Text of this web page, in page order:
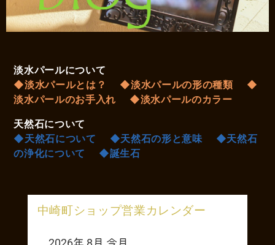
淡水パールについて
◆淡水パールとは？
◆淡水パールの形の種類
◆
淡水パールのお手入れ
◆淡水パールのカラー
天然石について
◆天然石について
◆天然石の形と意味
◆天然石
の浄化について
◆誕生石
中崎町ショップ営業カレンダー